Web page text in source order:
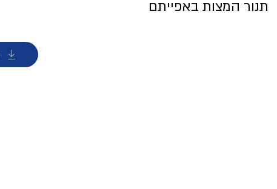
תנור המצות באפייתם